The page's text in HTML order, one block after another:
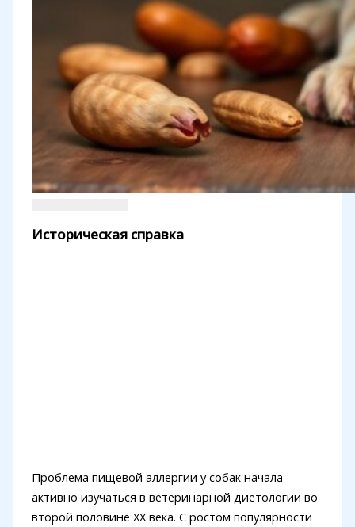
Историческая справка
Проблема пищевой аллергии у собак начала
активно изучаться в ветеринарной диетологии во
второй половине XX века. С ростом популярности